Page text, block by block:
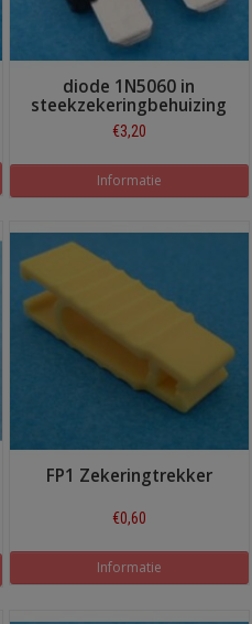
diode 1N5060 in
steekzekeringbehuizing
€3,20
Informatie
FP1 Zekeringtrekker
€0,60
Informatie